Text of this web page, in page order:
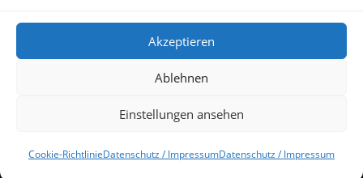
Akzeptieren
Ablehnen
Einstellungen ansehen
Cookie-RichtlinieDatenschutz / ImpressumDatenschutz / Impressum
WordPress.org
Copyright © 2026 Bibliotheksbubble